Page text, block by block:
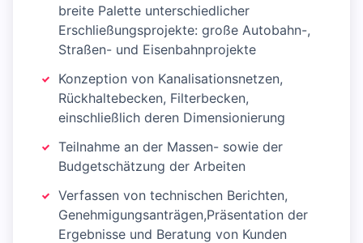
breite Palette unterschiedlicher
Erschließungsprojekte: große Autobahn-,
Straßen- und Eisenbahnprojekte
Konzeption von Kanalisationsnetzen,
Rückhaltebecken, Filterbecken,
einschließlich deren Dimensionierung
Teilnahme an der Massen- sowie der
Budgetschätzung der Arbeiten
Verfassen von technischen Berichten,
Genehmigungsanträgen,Präsentation der
Ergebnisse und Beratung von Kunden